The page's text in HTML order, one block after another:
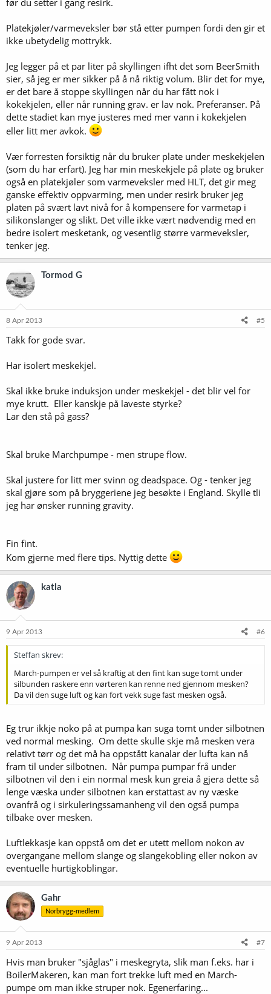
før du setter i gang resirk.
Platekjøler/varmeveksler bør stå etter pumpen fordi den gir et
ikke ubetydelig mottrykk.
Jeg legger på et par liter på skyllingen ifht det som BeerSmith
sier, så jeg er mer sikker på å nå riktig volum. Blir det for mye,
er det bare å stoppe skyllingen når du har fått nok i
kokekjelen, eller når running grav. er lav nok. Preferanser. På
dette stadiet kan mye justeres med mer vann i kokekjelen
eller litt mer avkok.
Vær forresten forsiktig når du bruker plate under meskekjelen
(som du har erfart). Jeg har min meskekjele på plate og bruker
også en platekjøler som varmeveksler med HLT, det gir meg
ganske effektiv oppvarming, men under resirk bruker jeg
platen på svært lavt nivå for å kompensere for varmetap i
silikonslanger og slikt. Det ville ikke vært nødvendig med en
bedre isolert mesketank, og vesentlig større varmeveksler,
tenker jeg.
Tormod G
8 Apr 2013 #5
Takk for gode svar.
Har isolert meskekjel.
Skal ikke bruke induksjon under meskekjel - det blir vel for
mye krutt. Eller kanskje på laveste styrke?
Lar den stå på gass?
Skal bruke Marchpumpe - men strupe flow.
Skal justere for litt mer svinn og deadspace. Og - tenker jeg
skal gjøre som på bryggeriene jeg besøkte i England. Skylle tli
jeg har ønsker running gravity.
Fin fint.
Kom gjerne med flere tips. Nyttig dette
katla
9 Apr 2013 #6
Steffan skrev:
March-pumpen er vel så kraftig at den fint kan suge tomt under
silbunden raskere enn vørteren kan renne ned gjennom mesken?
Da vil den suge luft og kan fort vekk suge fast mesken også.
Eg trur ikkje noko på at pumpa kan suga tomt under silbotnen
ved normal mesking. Om dette skulle skje må mesken vera
relativt tørr og det må ha oppstått kanalar der lufta kan nå
fram til under silbotnen. Når pumpa pumpar frå under
silbotnen vil den i ein normal mesk kun greia å gjera dette så
lenge væska under silbotnen kan erstattast av ny væske
ovanfrå og i sirkuleringssamanheng vil den også pumpa
tilbake over mesken.
Luftlekkasje kan oppstå om det er utett mellom nokon av
overgangane mellom slange og slangekobling eller nokon av
eventuelle hurtigkoblingar.
Gahr
Norbrygg-medlem
9 Apr 2013 #7
Hvis man bruker "sjåglas" i meskegryta, slik man f.eks. har i
BoilerMakeren, kan man fort trekke luft med en March-
pumpe om man ikke struper nok. Egenerfaring...